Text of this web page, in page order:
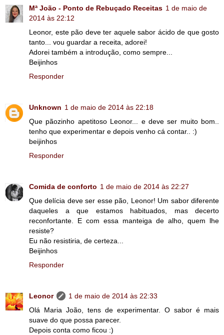
Mª João - Ponto de Rebuçado Receitas 1 de maio de
2014 às 22:12
Leonor, este pão deve ter aquele sabor ácido de que gosto
tanto... vou guardar a receita, adorei!
Adorei também a introdução, como sempre...
Beijinhos
Responder
Unknown 1 de maio de 2014 às 22:18
Que pãozinho apetitoso Leonor... e deve ser muito bom..
tenho que experimentar e depois venho cá contar.. :)
beijinhos
Responder
Comida de conforto 1 de maio de 2014 às 22:27
Que delícia deve ser esse pão, Leonor! Um sabor diferente
daqueles a que estamos habituados, mas decerto
reconfortante. E com essa manteiga de alho, quem lhe
resiste?
Eu não resistiria, de certeza...
Beijinhos
Responder
Leonor
1 de maio de 2014 às 22:33
Olá Maria João, tens de experimentar. O sabor é mais
suave do que possa parecer.
Depois conta como ficou :)